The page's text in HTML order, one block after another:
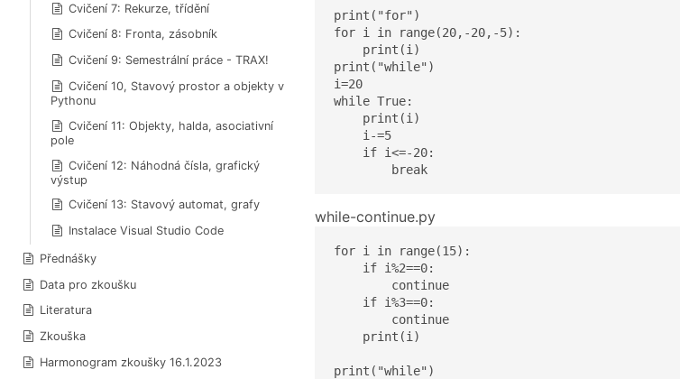
Cvičení 7: Rekurze, třídění
Cvičení 8: Fronta, zásobník
Cvičení 9: Semestrální práce - TRAX!
Cvičení 10, Stavový prostor a objekty v
Pythonu
Cvičení 11: Objekty, halda, asociativní
pole
Cvičení 12: Náhodná čísla, grafický
výstup
Cvičení 13: Stavový automat, grafy
Instalace Visual Studio Code
Přednášky
Data pro zkoušku
Literatura
Zkouška
Harmonogram zkoušky 16.1.2023
print("for")
for i in range(20,-20,-5):
    print(i)
print("while")
i=20
while True:
    print(i)
    i-=5
    if i<=-20:
        break
while-continue.py
for i in range(15):
    if i%2==0:
        continue
    if i%3==0:
        continue
    print(i)
print("while")